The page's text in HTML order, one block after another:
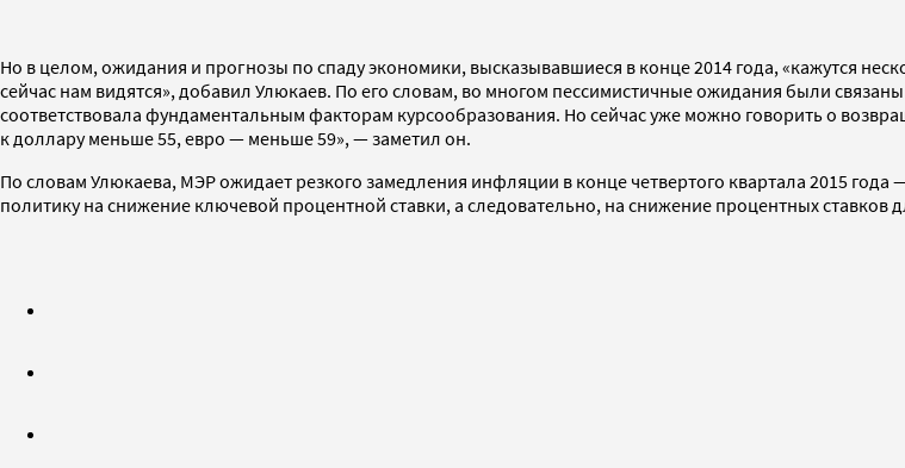
Но в целом, ожидания и прогнозы по спаду экономики, высказывавшиеся в конце 2014 года, «кажутся
сейчас нам видятся», добавил Улюкаев. По его словам, во многом пессимистичные ожидания были
соответствовала фундаментальным факторам курсообразования. Но сейчас уже можно говорить о
к доллару меньше 55, евро — меньше 59», — заметил он.
По словам Улюкаева, МЭР ожидает резкого замедления инфляции в конце четвертого квартала 2015 года
политику на снижение ключевой процентной ставки, а следовательно, на снижение процентных ставков